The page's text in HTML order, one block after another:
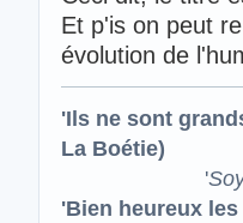
Et p'is on peut
évolution de
'Ils ne sont
La Boétie)
'
'Bien heureux